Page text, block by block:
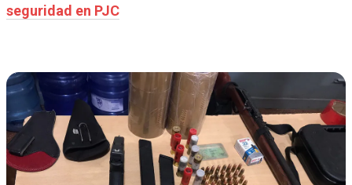
seguridad en PJC